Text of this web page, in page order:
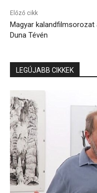
Előző cikk
Magyar kalandfilmsorozat
Duna Tévén
LEGÚJABB CIKKEK